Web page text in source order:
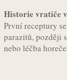
Historie vratiče
První receptury
parazitů, později
nebo léčba